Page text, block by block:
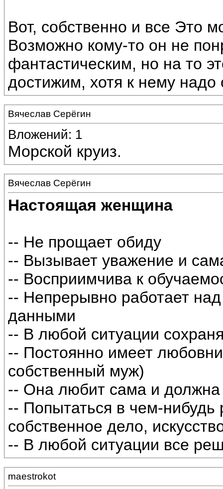
Вот, собственно и все Это
Возможно кому-то он не
фантастическим, но на то
достижим, хотя к нему надо
Вячеслав Серёгин
Вложений: 1
Морской круиз.
Вячеслав Серёгин
Настоящая женщина
-- Не прощает обиду
-- Вызывает уважение и
-- Восприимчива к
-- Непрерывно работает
данными
-- В любой ситуации
-- Постоянно имеет
собственный муж)
-- Она любит сама и
-- Попытаться в чем-нибудь
собственное дело,
-- В любой ситуации все
maestrokot